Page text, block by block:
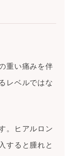
重い痛みを伴
レベルではな
。ヒアルロン
すると腫れと